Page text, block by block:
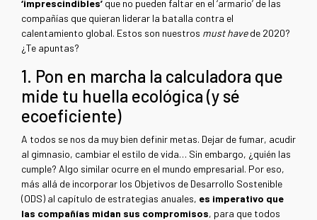
‘imprescindibles’ que no pueden faltar en el ‘armario’ de las
compañías que quieran liderar la batalla contra el
calentamiento global. Estos son nuestros must havede 2020?
¿Te apuntas?
1. Pon en marcha la calculadora que
mide tu huella ecológica (y sé
ecoeficiente)
A todos se nos da muy bien definir metas. Dejar de fumar, acudir
al gimnasio, cambiar el estilo de vida… Sin embargo, ¿quién las
cumple? Algo similar ocurre en el mundo empresarial. Por eso,
más allá de incorporar los Objetivos de Desarrollo Sostenible
(ODS) al capítulo de estrategias anuales, es imperativo que
las compañías midan sus compromisos, para que todos